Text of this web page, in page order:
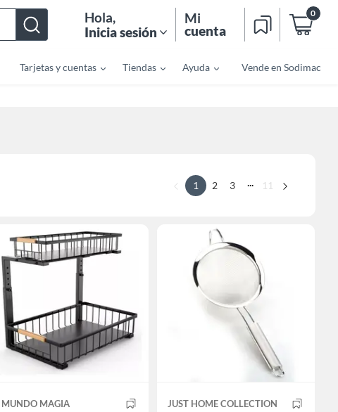
Hola,
Inicia sesión
Mi
cuenta
0
Tarjetas y cuentas Tiendas Ayuda Vende en Sodimac
1 2 3 ... 11
MUNDO MAGIA JUST HOME COLLECTION